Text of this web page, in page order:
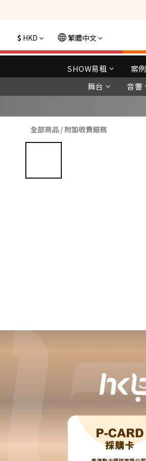
$ HKD 繁體中文
SHOW易租 案例
舞台
音響
全部商品 / 附加收費服務